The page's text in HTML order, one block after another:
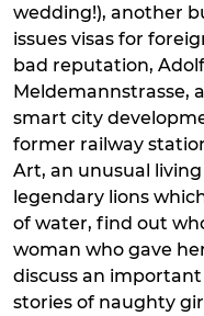
wedding!), another
issues visas for
bad reputation,
Meldemannstrasse,
smart city
former railway
Art, an unusual
legendary lions
of water, find out
woman who gave
discuss an
stories of naughty